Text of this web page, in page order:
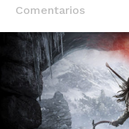
Comentarios